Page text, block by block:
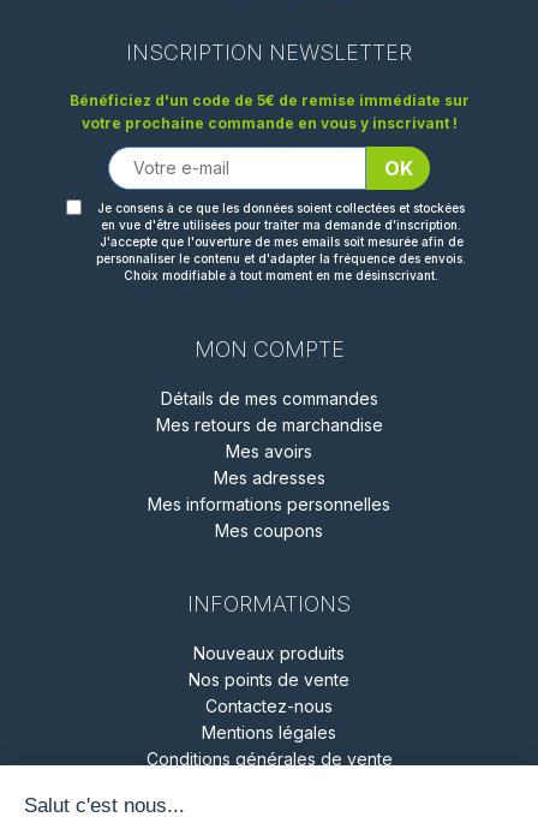
INSCRIPTION NEWSLETTER
Bénéficiez d'un code de 5€ de remise immédiate sur
votre prochaine commande en vous y inscrivant !
Je consens à ce que les données soient collectées et stockées
en vue d'être utilisées pour traiter ma demande d'inscription.
J'accepte que l'ouverture de mes emails soit mesurée afin de
personnaliser le contenu et d'adapter la fréquence des envois.
Choix modifiable à tout moment en me désinscrivant.
MON COMPTE
Détails de mes commandes
Mes retours de marchandise
Mes avoirs
Mes adresses
Mes informations personnelles
Mes coupons
INFORMATIONS
Nouveaux produits
Nos points de vente
Contactez-nous
Mentions légales
Conditions générales de vente
Politique de gestion des cookies